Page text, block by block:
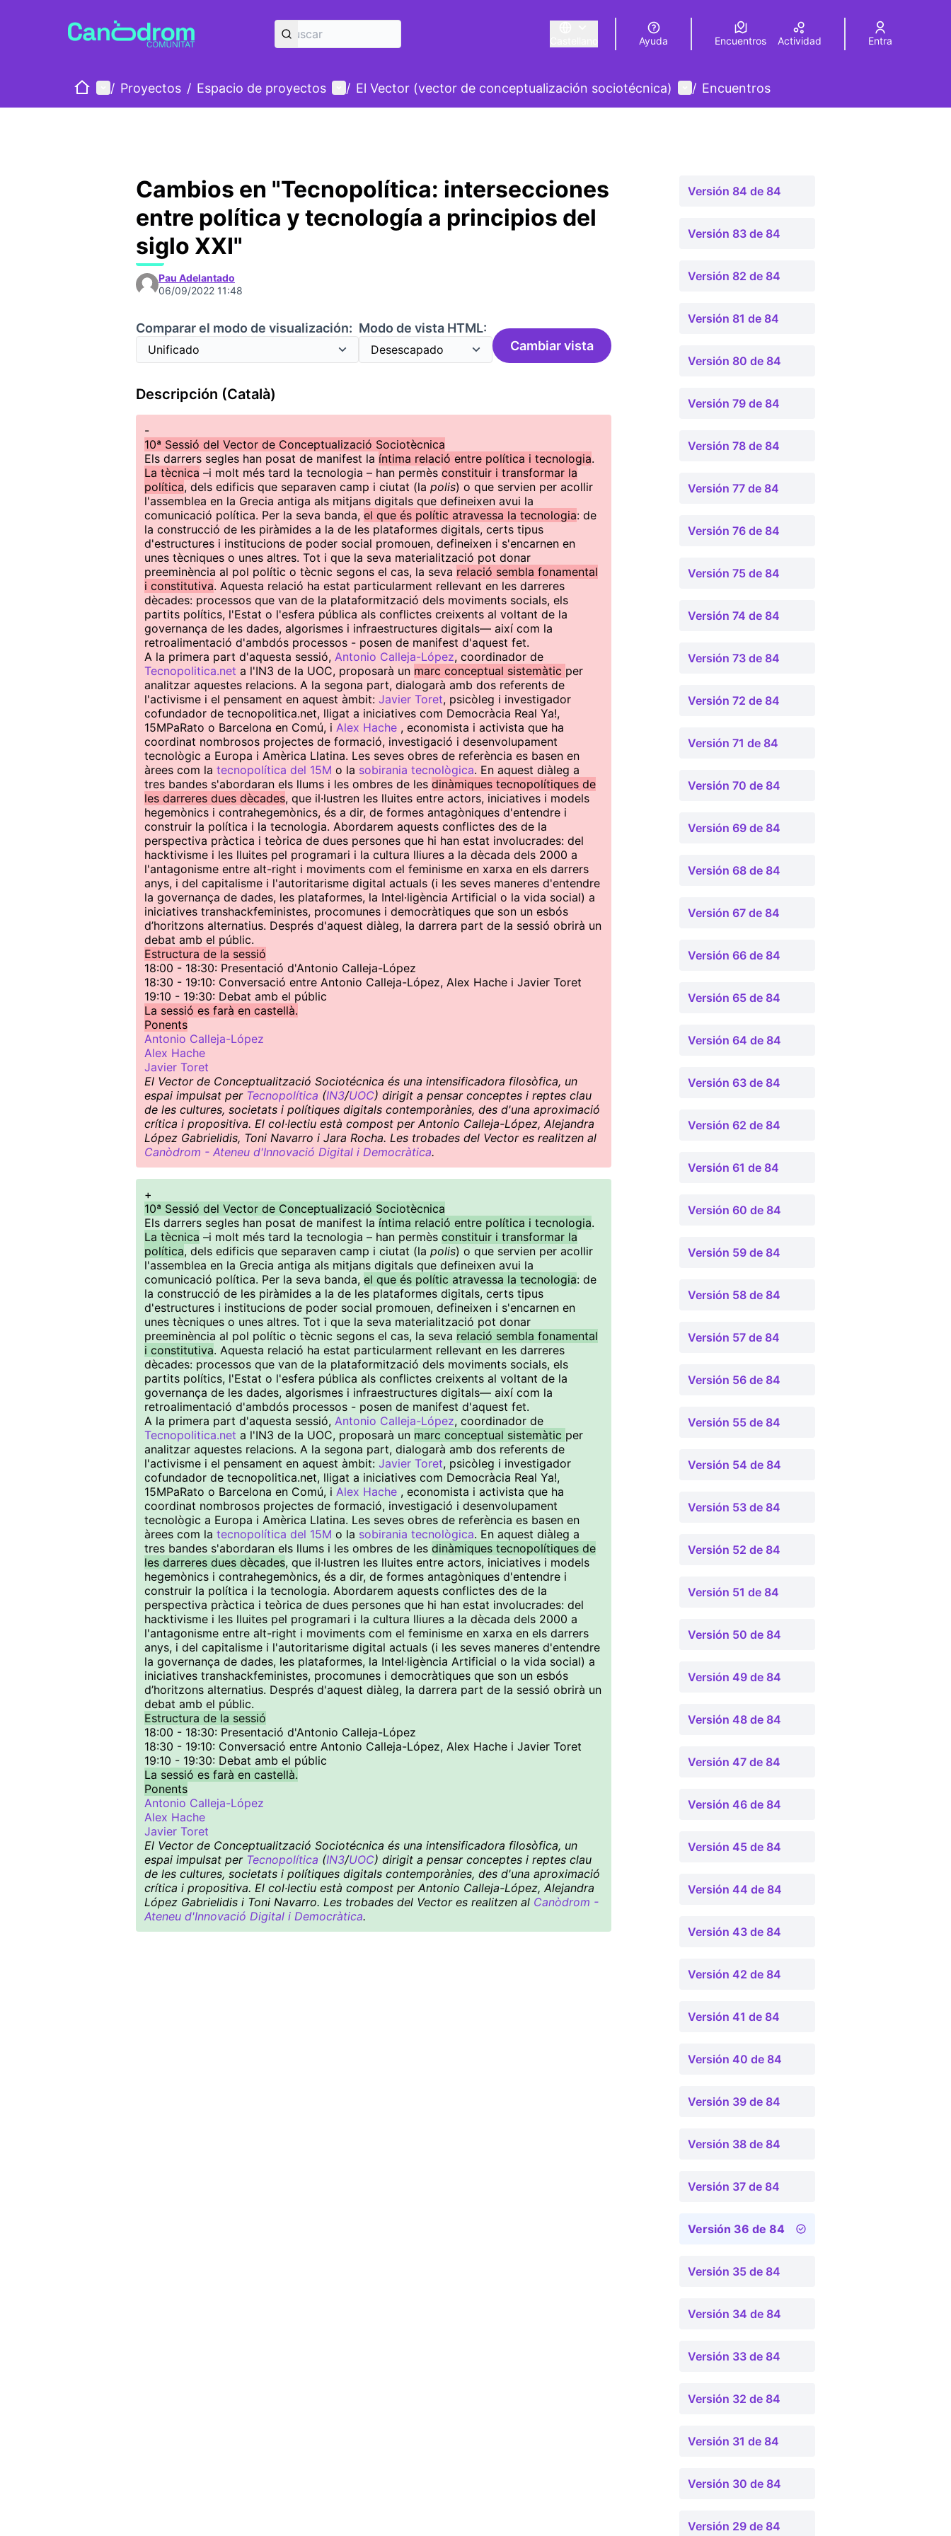
Triar la llengua Elegir el idioma Choose language
Ayuda Encuentros Actividad Entra
InicioMenú principal
/ Proyectos / Espacio de proyectos Menú de usuario
/ El Vector (vector de conceptualización sociotécnica) Menú de usuario
/ Encuentros
Cambios en "Tecnopolítica: intersecciones
entre política y tecnología a principios del
siglo XXI"
Pau Adelantado
06/09/2022 11:48
Comparar el modo de visualización: Modo de vista HTML:
Cambiar vista
Descripción (Català)
-
10ª Sessió del Vector de Conceptualizació Sociotècnica
Els darrers segles han posat de manifest la íntima relació entre política i tecnologia.
La tècnica –i molt més tard la tecnologia – han permès constituir i transformar la
política, dels edificis que separaven camp i ciutat (la polis) o que servien per acollir
l'assemblea en la Grecia antiga als mitjans digitals que defineixen avui la
comunicació política. Per la seva banda, el que és polític atravessa la tecnologia: de
la construcció de les piràmides a la de les plataformes digitals, certs tipus
d'estructures i institucions de poder social promouen, defineixen i s'encarnen en
unes tècniques o unes altres. Tot i que la seva materialització pot donar
preeminència al pol polític o tècnic segons el cas, la seva relació sembla fonamental
i constitutiva. Aquesta relació ha estat particularment rellevant en les darreres
dècades: processos que van de la plataformització dels moviments socials, els
partits polítics, l'Estat o l'esfera pública als conflictes creixents al voltant de la
governança de les dades, algorismes i infraestructures digitals— així com la
retroalimentació d'ambdós processos - posen de manifest d'aquest fet.
A la primera part d'aquesta sessió, Antonio Calleja-López, coordinador de
Tecnopolitica.net a l'IN3 de la UOC, proposarà un marc conceptual sistemàtic per
analitzar aquestes relacions. A la segona part, dialogarà amb dos referents de
l'activisme i el pensament en aquest àmbit: Javier Toret, psicòleg i investigador
cofundador de tecnopolitica.net, lligat a iniciatives com Democràcia Real Ya!,
15MPaRato o Barcelona en Comú, i Alex Hache , economista i activista que ha
coordinat nombrosos projectes de formació, investigació i desenvolupament
tecnològic a Europa i Amèrica Llatina. Les seves obres de referència es basen en
àrees com la tecnopolítica del 15M o la sobirania tecnològica. En aquest diàleg a
tres bandes s'abordaran els llums i les ombres de les dinàmiques tecnopolítiques de
les darreres dues dècades, que il·lustren les lluites entre actors, iniciatives i models
hegemònics i contrahegemònics, és a dir, de formes antagòniques d'entendre i
construir la política i la tecnologia. Abordarem aquests conflictes des de la
perspectiva pràctica i teòrica de dues persones que hi han estat involucrades: del
hacktivisme i les lluites pel programari i la cultura lliures a la dècada dels 2000 a
l'antagonisme entre alt-right i moviments com el feminisme en xarxa en els darrers
anys, i del capitalisme i l'autoritarisme digital actuals (i les seves maneres d'entendre
la governança de dades, les plataformes, la Intel·ligència Artificial o la vida social) a
iniciatives transhackfeministes, procomunes i democràtiques que son un esbós
d’horitzons alternatius. Després d'aquest diàleg, la darrera part de la sessió obrirà un
debat amb el públic.
Estructura de la sessió
18:00 - 18:30: Presentació d'Antonio Calleja-López
18:30 - 19:10: Conversació entre Antonio Calleja-López, Alex Hache i Javier Toret
19:10 - 19:30: Debat amb el públic
La sessió es farà en castellà.
Ponents
Antonio Calleja-López
Alex Hache
Javier Toret
El Vector de Conceptualització Sociotécnica és una intensificadora filosòfica, un
espai impulsat per Tecnopolítica (IN3/UOC) dirigit a pensar conceptes i reptes clau
de les cultures, societats i polítiques digitals contemporànies, des d'una aproximació
crítica i propositiva. El col·lectiu està compost per Antonio Calleja-López, Alejandra
López Gabrielidis, Toni Navarro i Jara Rocha. Les trobades del Vector es realitzen al
Canòdrom - Ateneu d'Innovació Digital i Democràtica.
+
10ª Sessió del Vector de Conceptualizació Sociotècnica
Els darrers segles han posat de manifest la íntima relació entre política i tecnologia.
La tècnica –i molt més tard la tecnologia – han permès constituir i transformar la
política, dels edificis que separaven camp i ciutat (la polis) o que servien per acollir
l'assemblea en la Grecia antiga als mitjans digitals que defineixen avui la
comunicació política. Per la seva banda, el que és polític atravessa la tecnologia: de
la construcció de les piràmides a la de les plataformes digitals, certs tipus
d'estructures i institucions de poder social promouen, defineixen i s'encarnen en
unes tècniques o unes altres. Tot i que la seva materialització pot donar
preeminència al pol polític o tècnic segons el cas, la seva relació sembla fonamental
i constitutiva. Aquesta relació ha estat particularment rellevant en les darreres
dècades: processos que van de la plataformització dels moviments socials, els
partits polítics, l'Estat o l'esfera pública als conflictes creixents al voltant de la
governança de les dades, algorismes i infraestructures digitals— així com la
retroalimentació d'ambdós processos - posen de manifest d'aquest fet.
A la primera part d'aquesta sessió, Antonio Calleja-López, coordinador de
Tecnopolitica.net a l'IN3 de la UOC, proposarà un marc conceptual sistemàtic per
analitzar aquestes relacions. A la segona part, dialogarà amb dos referents de
l'activisme i el pensament en aquest àmbit: Javier Toret, psicòleg i investigador
cofundador de tecnopolitica.net, lligat a iniciatives com Democràcia Real Ya!,
15MPaRato o Barcelona en Comú, i Alex Hache , economista i activista que ha
coordinat nombrosos projectes de formació, investigació i desenvolupament
tecnològic a Europa i Amèrica Llatina. Les seves obres de referència es basen en
àrees com la tecnopolítica del 15M o la sobirania tecnològica. En aquest diàleg a
tres bandes s'abordaran els llums i les ombres de les dinàmiques tecnopolítiques de
les darreres dues dècades, que il·lustren les lluites entre actors, iniciatives i models
hegemònics i contrahegemònics, és a dir, de formes antagòniques d'entendre i
construir la política i la tecnologia. Abordarem aquests conflictes des de la
perspectiva pràctica i teòrica de dues persones que hi han estat involucrades: del
hacktivisme i les lluites pel programari i la cultura lliures a la dècada dels 2000 a
l'antagonisme entre alt-right i moviments com el feminisme en xarxa en els darrers
anys, i del capitalisme i l'autoritarisme digital actuals (i les seves maneres d'entendre
la governança de dades, les plataformes, la Intel·ligència Artificial o la vida social) a
iniciatives transhackfeministes, procomunes i democràtiques que son un esbós
d’horitzons alternatius. Després d'aquest diàleg, la darrera part de la sessió obrirà un
debat amb el públic.
Estructura de la sessió
18:00 - 18:30: Presentació d'Antonio Calleja-López
18:30 - 19:10: Conversació entre Antonio Calleja-López, Alex Hache i Javier Toret
19:10 - 19:30: Debat amb el públic
La sessió es farà en castellà.
Ponents
Antonio Calleja-López
Alex Hache
Javier Toret
El Vector de Conceptualització Sociotécnica és una intensificadora filosòfica, un
espai impulsat per Tecnopolítica (IN3/UOC) dirigit a pensar conceptes i reptes clau
de les cultures, societats i polítiques digitals contemporànies, des d'una aproximació
crítica i propositiva. El col·lectiu està compost per Antonio Calleja-López, Alejandra
López Gabrielidis i Toni Navarro. Les trobades del Vector es realitzen al Canòdrom -
Ateneu d'Innovació Digital i Democràtica.
Versión 84 de 84
Versión 83 de 84
Versión 82 de 84
Versión 81 de 84
Versión 80 de 84
Versión 79 de 84
Versión 78 de 84
Versión 77 de 84
Versión 76 de 84
Versión 75 de 84
Versión 74 de 84
Versión 73 de 84
Versión 72 de 84
Versión 71 de 84
Versión 70 de 84
Versión 69 de 84
Versión 68 de 84
Versión 67 de 84
Versión 66 de 84
Versión 65 de 84
Versión 64 de 84
Versión 63 de 84
Versión 62 de 84
Versión 61 de 84
Versión 60 de 84
Versión 59 de 84
Versión 58 de 84
Versión 57 de 84
Versión 56 de 84
Versión 55 de 84
Versión 54 de 84
Versión 53 de 84
Versión 52 de 84
Versión 51 de 84
Versión 50 de 84
Versión 49 de 84
Versión 48 de 84
Versión 47 de 84
Versión 46 de 84
Versión 45 de 84
Versión 44 de 84
Versión 43 de 84
Versión 42 de 84
Versión 41 de 84
Versión 40 de 84
Versión 39 de 84
Versión 38 de 84
Versión 37 de 84
Versión 36 de 84
Versión 35 de 84
Versión 34 de 84
Versión 33 de 84
Versión 32 de 84
Versión 31 de 84
Versión 30 de 84
Versión 29 de 84